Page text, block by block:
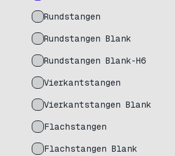
Rundstangen
Rundstangen Blank
Rundstangen Blank-H6
Vierkantstangen
Vierkantstangen Blank
Flachstangen
Flachstangen Blank